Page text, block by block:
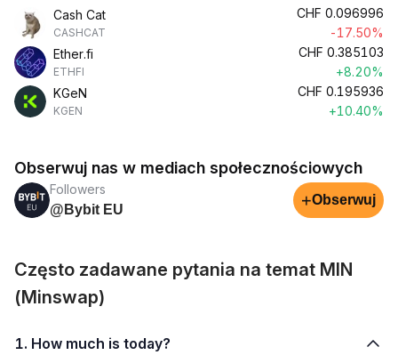
Cash Cat
CASHCAT
CHF 0.096996
-17.50%
Ether.fi
ETHFI
CHF 0.385103
+8.20%
KGeN
KGEN
CHF 0.195936
+10.40%
Obserwuj nas w mediach społecznościowych
Followers
@Bybit EU
+Obserwuj
Często zadawane pytania na temat MIN
(Minswap)
1. How much is today?